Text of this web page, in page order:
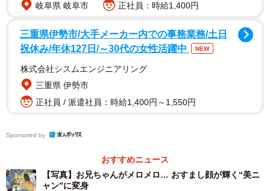
2/20
ん-Mari-うるちゃんさん／Instagram）
飼い主さん夫婦に転機が訪れたのは、2017年11月下旬のこ
稿を見つけたのです。これまでにも何度か里親の話はあっ
か踏み出せずにいました。
岐阜県 岐阜市
正社員：時給1,400円
三重県伊勢市/大手メーカー内での事務業務/土日
祝休み/年休127日/～30代の女性活躍中
NEW
株式会社シスムエンジニアリング
三重県 伊勢市
正社員 / 派遣社員：時給1,400円～1,550円
Sponsored by
おすすめニュース
【写真】お兄ちゃんがメロメロ… おすまし顔が輝く“美ニ
ャン”に変身